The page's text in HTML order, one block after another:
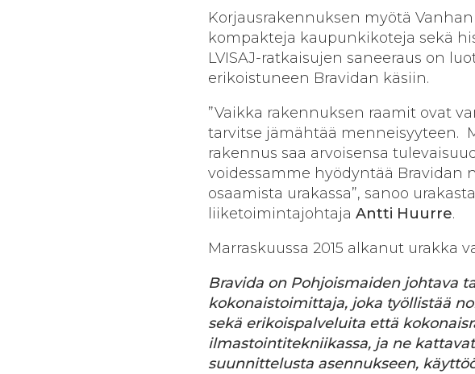
Korjausrakennuksen myötä
kompakteja kaupunkikoteja sekä
LVISAJ-ratkaisujen saneeraus on
erikoistuneen Bravidan käsiin.
”Vaikka rakennuksen raamit ovat
tarvitse jämähtää menneisyyteen.
rakennus saa arvoisensa
voidessamme hyödyntää Bravidan
osaamista urakassa”, sanoo
liiketoimintajohtaja Antti Huurre.
Marraskuussa 2015 alkanut urakka
Bravida on Pohjoismaiden johtava
kokonaistoimittaja, joka työllistää
sekä erikoispalveluita että
ilmastointitekniikassa, ja ne
suunnittelusta asennukseen,